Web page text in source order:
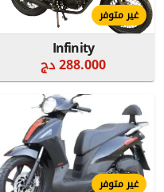
غير متوفر
Infinity
288.000 دج
غير متوفر